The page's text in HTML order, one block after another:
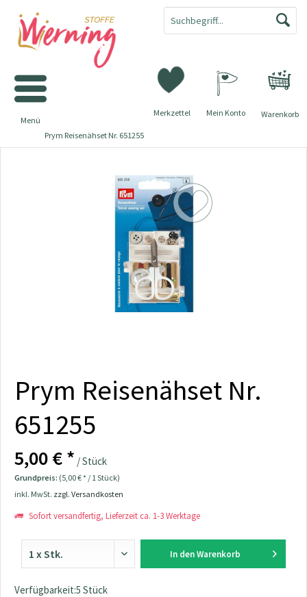
Warenkorb
Merkzettel Mein Konto
Menü
Prym Reisenähset Nr. 651255
Prym Reisenähset Nr.
651255
5,00 € * / Stück
Grundpreis: (5,00 € * / 1 Stück)
inkl. MwSt. zzgl. Versandkosten
Sofort versandfertig, Lieferzeit ca. 1-3 Werktage
In den Warenkorb
Verfügbarkeit:5 Stück